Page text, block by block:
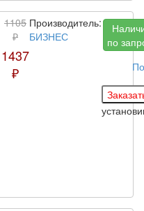
1105
₽
1437
₽
Производитель:
БИЗНЕС
по